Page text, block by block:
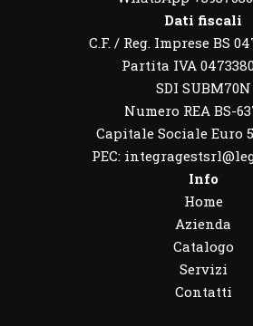
Dati fiscali
C.F. / Reg. Imprese BS
Partita IVA
SDI SUBM70N
Numero REA BS-
Capitale Sociale Euro
PEC:
Info
Home
Azienda
Catalogo
Servizi
Contatti